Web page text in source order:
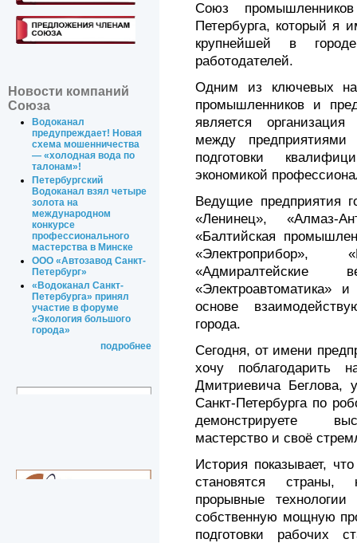
Новости компаний
Союза
Водоканал
предупреждает! Новая
схема мошенничества
— «холодная вода по
талонам»!
Петербургский
Водоканал взял четыре
золота на
международном
конкурсе
профессионального
мастерства в Минске
ООО «Автозавод Санкт-
Петербург»
«Водоканал Санкт-
Петербурга» принял
участие в форуме
«Экология большого
города»
подробнее
Союз
Петербурга, который я
крупнейшей в
работодателей.
Одним из ключевых
промышленников и
является
между
подготовки
экономикой
Ведущие предприятия
«Ленинец», «Алмаз-
«Балтийская
«Электроприбор»,
«Электроавтоматика»
основе
города.
Сегодня, от имени
хочу поблагодарить
Дмитриевича Беглова,
Санкт-Петербурга по
демонстрируете
мастерство и своё
История показывает,
становятся страны,
прорывные
собственную мощную
подготовки рабочих